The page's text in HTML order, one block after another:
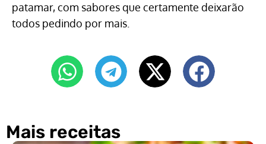
patamar, com sabores que certamente deixarão
todos pedindo por mais.
Mais receitas